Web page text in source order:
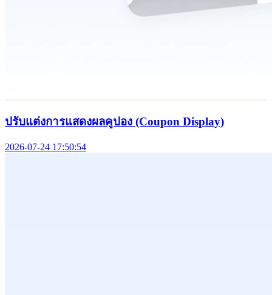
ปรับแต่งการแสดงผลคูปอง (Coupon Display)
2026-07-24 17:50:54